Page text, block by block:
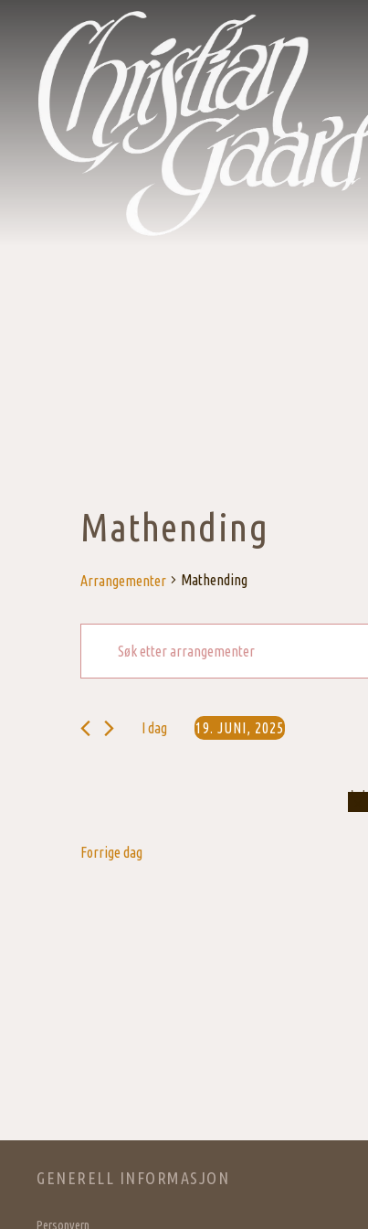
Mathending
Arrangementer Mathending
Arrangementer
Search
Søk
etter
I dag
19. JUNI, 2025
Forrige dag
GENERELL INFORMASJON
Personvern